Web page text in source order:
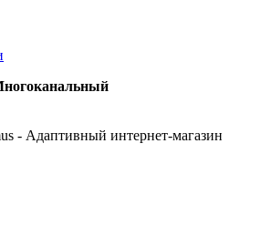
- Адаптивный интернет-магазин